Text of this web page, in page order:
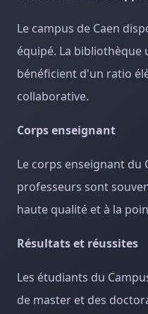
Le campus de Caen
équipé. La
bénéficient d'un ratio
collaborative.
Corps enseignant
Le corps enseignant du
professeurs sont
haute qualité et à la
Résultats et réussites
Les étudiants du
de master et des